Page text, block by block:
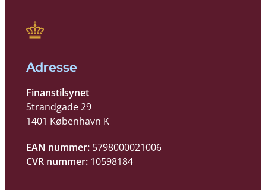
Adresse
Finanstilsynet
Strandgade 29
1401 København K
EAN nummer: 5798000021006
CVR nummer: 10598184